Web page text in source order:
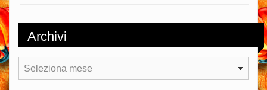
Archivi
Archivi